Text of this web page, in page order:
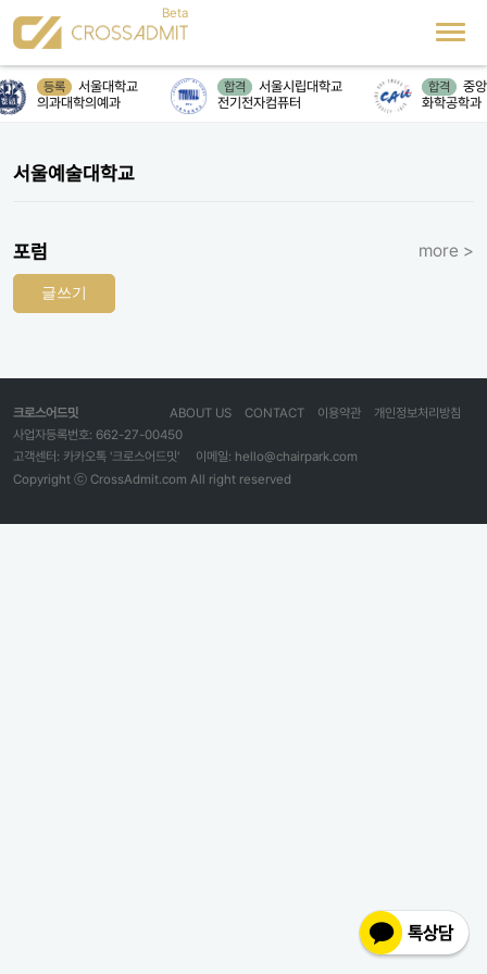
등록
서울대학교
의과대학의예과
합격
서울시립대학교
전기전자컴퓨터
합격
중
화학공학과
서울예술대학교
포럼 more >
글쓰기
크로스어드밋 개인정보처리방침
이용약관
CONTACT
ABOUT US
사업자등록번호: 662-27-00450
고객센터: 카카오톡 '크로스어드밋'
이메일: hello@chairpark.com
Copyright ⓒ CrossAdmit.com All right reserved